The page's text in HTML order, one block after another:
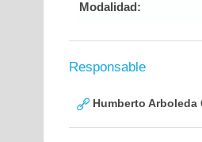
Modalidad:
Responsable
Humberto Arboleda